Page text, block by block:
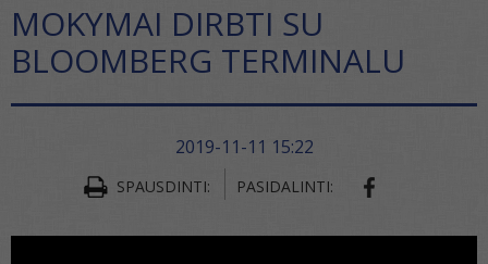
MOKYMAI DIRBTI SU
BLOOMBERG TERMINALU
2019-11-11 15:22
SPAUSDINTI: PASIDALINTI: